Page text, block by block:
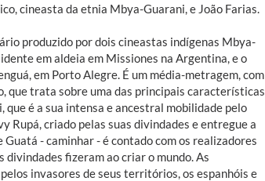
cineasta da etnia Mbya-Guarani, e João Farias.
produzido por dois cineastas indígenas Mbya-
em aldeia em Missiones na Argentina, e o
em Porto Alegre. É um média-metragem, com
que trata sobre uma das principais características
que é a sua intensa e ancestral mobilidade pelo
Rupá, criado pelas suas divindades e entregue a
Guatá - caminhar - é contado com os realizadores
divindades fizeram ao criar o mundo. As
invasores de seus territórios, os espanhóis e